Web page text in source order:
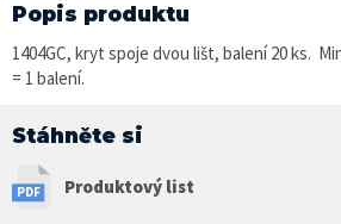
Popis produktu
1404GC, kryt spoje dvou lišt, balení 20 ks.
= 1 balení.
Stáhněte si
Produktový list